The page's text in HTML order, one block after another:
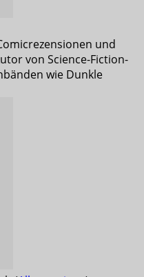
und
von Science-Fiction-
wie Dunkle